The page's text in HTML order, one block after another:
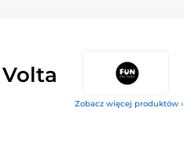
Zobacz więcej produktów ›